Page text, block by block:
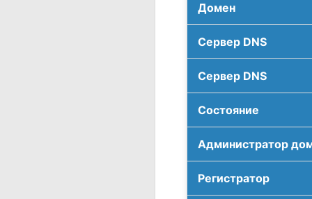
Домен
Сервер DNS
Сервер DNS
Соcтояние
Администратор
Регистратор